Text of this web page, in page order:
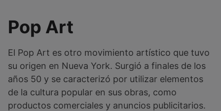
Pop Art
El Pop Art es otro movimiento artístico que tuvo
su origen en Nueva York. Surgió a finales de los
años 50 y se caracterizó por utilizar elementos
de la cultura popular en sus obras, como
productos comerciales y anuncios publicitarios.